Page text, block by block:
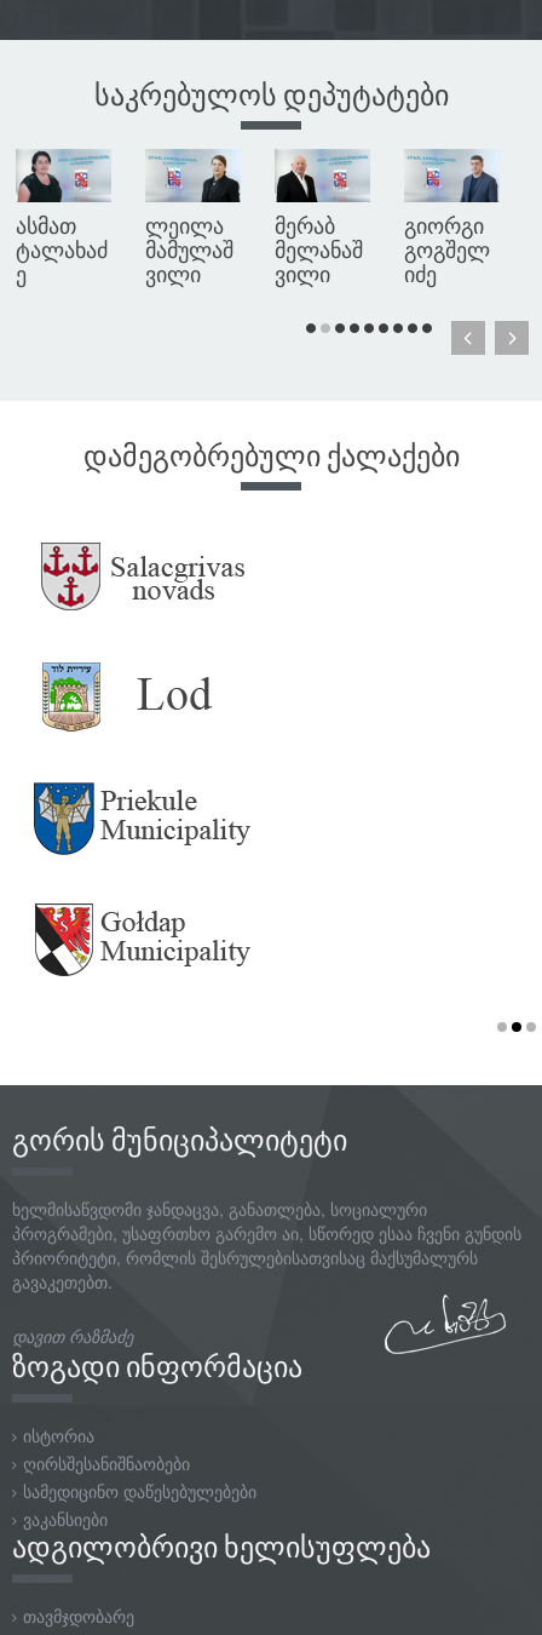
საკრებულოს დეპუტატები
ასმათ
ტალახაძ
ე
ლეილა
მამულაშ
ვილი
მერაბ
მელანაშ
ვილი
გიორგი
გოგშელ
იძე
დამეგობრებული ქალაქები
გორის მუნიციპალიტეტი
ხელმისაწვდომი ჯანდაცვა, განათლება, სოციალური
პროგრამები, უსაფრთხო გარემო აი, სწორედ ესაა ჩვენი გუნდის
პრიორიტეტი, რომლის შესრულებისათვისაც მაქსუმალურს
გავაკეთებთ.
დავით რაზმაძე
ზოგადი ინფორმაცია
ისტორია
ღირსშესანიშნაობები
სამედიცინო დაწესებულებები
ვაკანსიები
ადგილობრივი ხელისუფლება
თავმჯდობარე